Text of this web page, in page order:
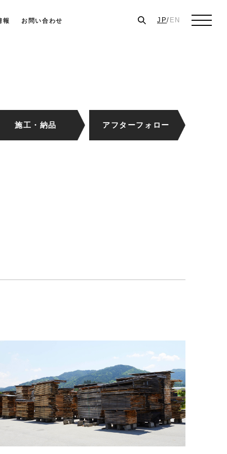
報 お問い合わせ JP/ EN
施工・納品 アフターフォロー